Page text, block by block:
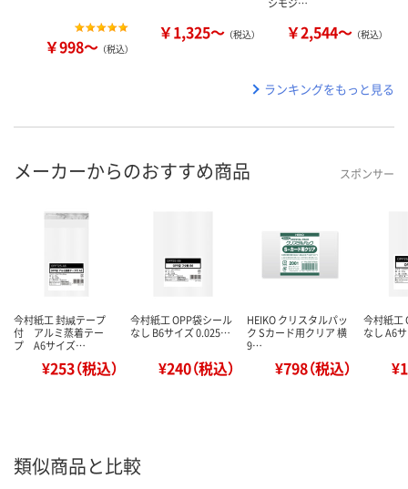
￥998～ （税込）
￥1,325～ （税込） ￥2,544～ （税込）
ランキングをもっと見る
メーカーからのおすすめ商品 スポンサー
今村紙工 封緘テープ
付 アルミ蒸着テー
プ A6サイズ…
¥253（税込）
今村紙工 OPP袋シール
なし B6サイズ 0.025…
¥240（税込）
HEIKO クリスタルパッ
ク Sカード用クリア 横
9…
¥798（税込）
今村紙工
なし A6
類似商品と比較